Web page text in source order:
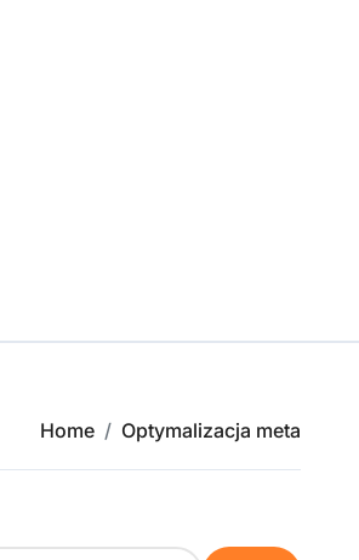
Home Optymalizacja meta